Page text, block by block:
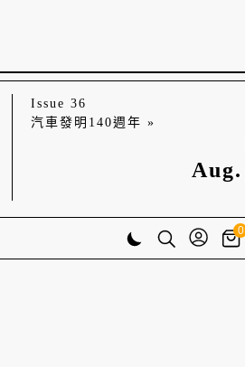
Issue 36
汽車發明140週年 »
Aug.
0